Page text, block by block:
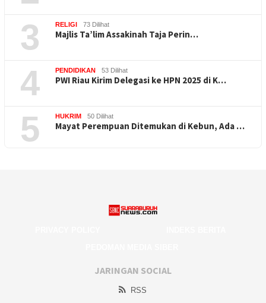
3 RELIGI 73 Dilihat
Majlis Ta’lim Assakinah Taja Perin…
4 PENDIDIKAN 53 Dilihat
PWI Riau Kirim Delegasi ke HPN 2025 di K…
5 HUKRIM 50 Dilihat
Mayat Perempuan Ditemukan di Kebun, Ada …
JARINGAN SOCIAL
RSS